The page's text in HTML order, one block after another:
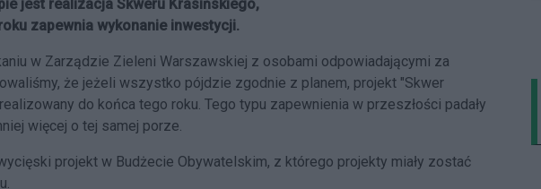
jest realizacja Skweru Krasińskiego,
zapewnia wykonanie inwestycji.
w Zarządzie Zieleni Warszawskiej z osobami odpowiadającymi za
że jeżeli wszystko pójdzie zgodnie z planem, projekt "Skwer
do końca tego roku. Tego typu zapewnienia w przeszłości padały
więcej o tej samej porze.
projekt w Budżecie Obywatelskim, z którego projekty miały zostać